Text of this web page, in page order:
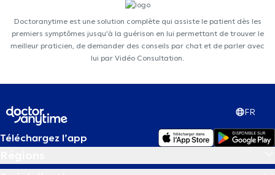
Doctoranytime est une solution complète qui assiste le patient dès les
premiers symptômes jusqu'à la guérison en lui permettant de trouver le
meilleur praticien, de demander des conseils par chat et de parler avec
lui par Vidéo Consultation.
FR
Téléchargez l’app